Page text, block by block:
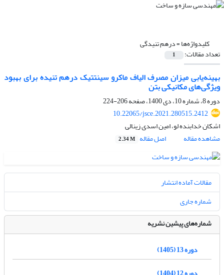
کلیدواژه‌ها =درهم تنیدگی
تعداد مقالات: 1
بهینه‌یابی میزان مصرف الیاف ماکرو سینتتیک درهم تنیده برای بهبود
ویژگی‌های مکانیکی بتن
دوره 8، شماره 10، دی 1400، صفحه
206-224
10.22065/jsce.2021.280515.2412
اشکان خدابنده لو، امین اسدی زینالی
مشاهده مقاله
اصل مقاله 2.34 M
مقالات آماده انتشار
شماره جاری
شماره‌های پیشین نشریه
دوره 13 (1405)